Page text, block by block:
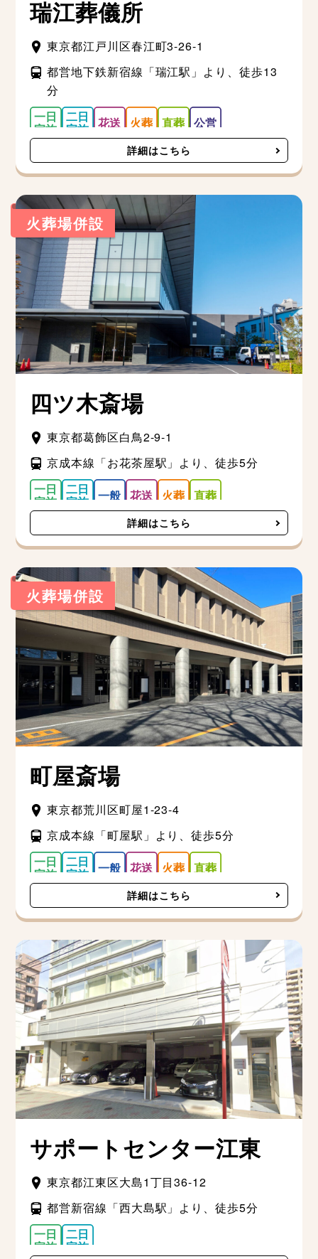
瑞江葬儀所
東京都江戸川区春江町3-26-1
都営地下鉄新宿線「瑞江駅」より、徒歩13
分
詳細はこちら
火葬場併設
四ツ木斎場
東京都葛飾区白鳥2-9-1
京成本線「お花茶屋駅」より、徒歩5分
詳細はこちら
火葬場併設
町屋斎場
東京都荒川区町屋1-23-4
京成本線「町屋駅」より、徒歩5分
詳細はこちら
サポートセンター江東
東京都江東区大島1丁目36-12
都営新宿線「西大島駅」より、徒歩5分